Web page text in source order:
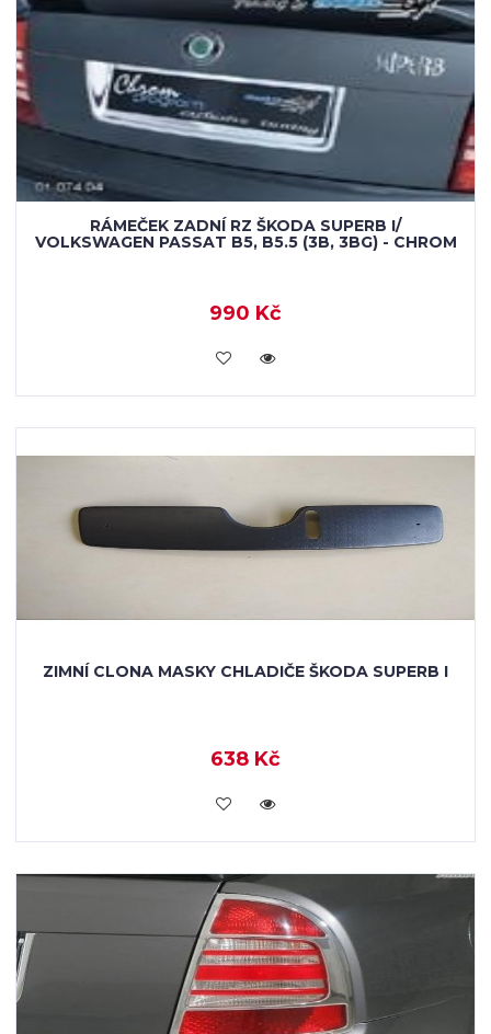
RÁMEČEK ZADNÍ RZ ŠKODA SUPERB I/
VOLKSWAGEN PASSAT B5, B5.5 (3B, 3BG) - CHROM
990 Kč
KOUPIT
ZIMNÍ CLONA MASKY CHLADIČE ŠKODA SUPERB I
638 Kč
KOUPIT